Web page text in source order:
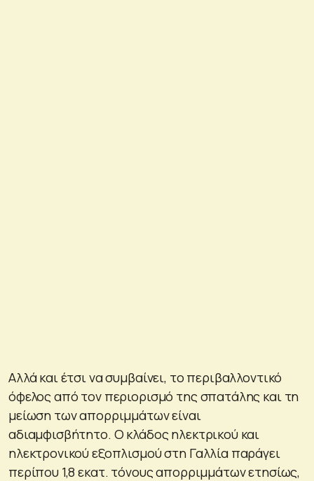
Αλλά και έτσι να συμβαίνει, το περιβαλλοντικό
όφελος από τον περιορισμό της σπατάλης και τη
μείωση των απορριμμάτων είναι
αδιαμφισβήτητο. Ο κλάδος ηλεκτρικού και
ηλεκτρονικού εξοπλισμού στη Γαλλία παράγει
περίπου 1,8 εκατ. τόνους απορριμμάτων ετησίως,